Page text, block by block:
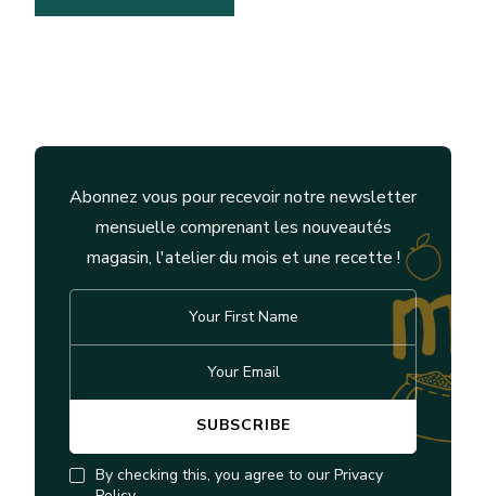
Abonnez vous pour recevoir notre newsletter
mensuelle comprenant les nouveautés
magasin, l'atelier du mois et une recette !
By checking this, you agree to our Privacy